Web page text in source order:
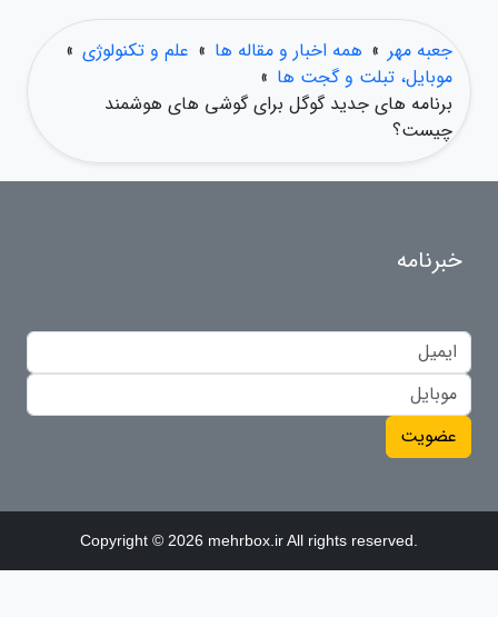
جعبه مهر » همه اخبار و مقاله ها » علم و تکنولوژی »
موبایل، تبلت و گجت ها »
برنامه های جدید گوگل برای گوشی های هوشمند
چیست؟
خبرنامه
عضویت
Copyright © 2026 mehrbox.ir All rights reserved.